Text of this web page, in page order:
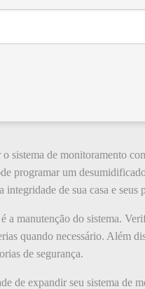
sistema de monitoramento
programar um
integridade de sua casa e seus
a manutenção do sistema.
quando necessário. Além
de segurança.
de expandir seu sistema de